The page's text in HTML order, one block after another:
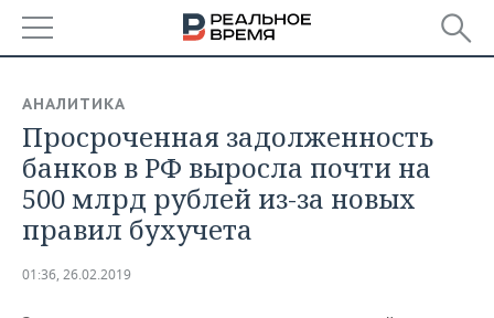
БАШКОРТОСТАН
ТАТАРСТАН
УДМУРТИЯ
НОВОСТИ
АНАЛИТИКА
НОВОСТИ АНАЛИТИКИ
ДЕКЛАРАЦИИ О ДОХОДАХ
ЭКОНОМИКА
НОВОСТИ ЭКОНОМИКИ
ПРОМЫШЛЕННОСТЬ
АНАЛИТИКА
Просроченная задолженность
банков в РФ выросла почти на
500 млрд рублей из-за новых
правил бухучета
01:36, 26.02.2019